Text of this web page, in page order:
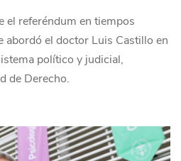
el referéndum en tiempos
abordó el doctor Luis Castillo en
político y judicial,
de Derecho.